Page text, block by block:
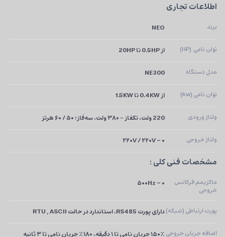
اطلاعات تجاری
برند NEO
توان نامی  (HP) از 0.5HP تا 20HP
مدل دستگاه NE300
توان نامی (kw) از 0.4KW تا 1.5KW
ولتاژ ورودی 220 ولت، تکفاز – ۳۸۰ ولت، سه‌فاز؛ ۵۰ / ۶۰ هرتز
ولتاژ خروجی ۰ ~ ۲۲۰V / ۲۲۰V
مشخصات فنی کلی :
خروجی
۰ ~ ۵۰۰Hz
پورت ارتباطی (شبکه)دارای پورت RS485، استاندارد در حالت RTU , ASCII
اضافه جریان خروجی ۱۵۰٪ جریان نامی تا ۱ دقیقه، ۱۸۰٪ جریان نامی تا ۳ ثانیه